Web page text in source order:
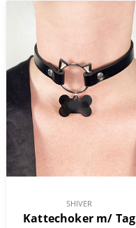
SHIVER
Kattechoker m/ Tag